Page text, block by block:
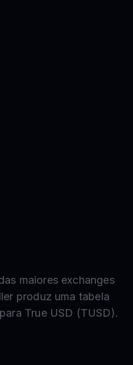
maiores exchanges
produz uma tabela
True USD (TUSD).